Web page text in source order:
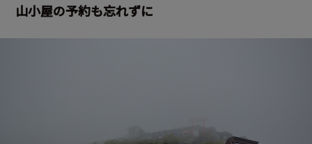
山小屋の予約も忘れずに